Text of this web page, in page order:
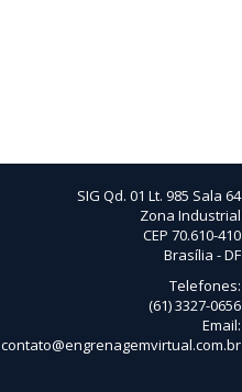
SIG Qd. 01 Lt. 985 Sala 64
Zona Industrial
CEP 70.610-410
Brasília - DF
Telefones:
(61) 3327-0656
Email:
contato@engrenagemvirtual.com.br